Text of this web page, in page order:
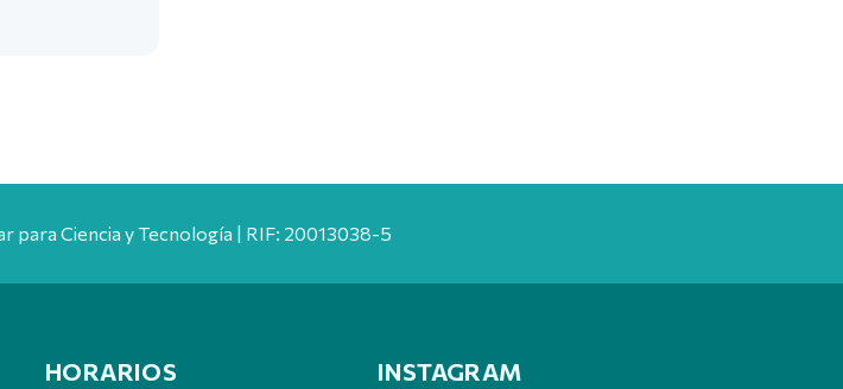
para Ciencia y Tecnología | RIF: 20013038-5
HORARIOS INSTAGRAM